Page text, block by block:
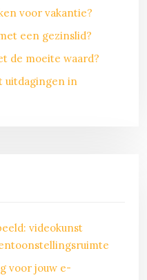
voor vakantie?
een gezinslid?
de moeite waard?
uitdagingen in
videokunst
voor jouw e-